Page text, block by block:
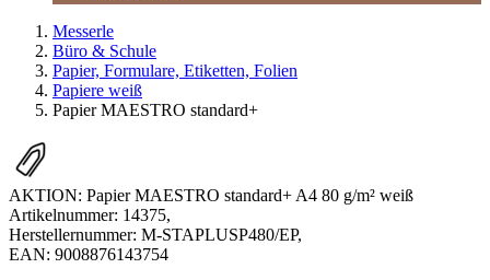
Messerle
Büro & Schule
Papier, Formulare, Etiketten, Folien
Papiere weiß
Papier MAESTRO standard+
AKTION: Papier MAESTRO standard+ A4 80 g/m² weiß
Artikelnummer: 14375,
Herstellernummer: M-STAPLUSP480/EP,
EAN: 9008876143754